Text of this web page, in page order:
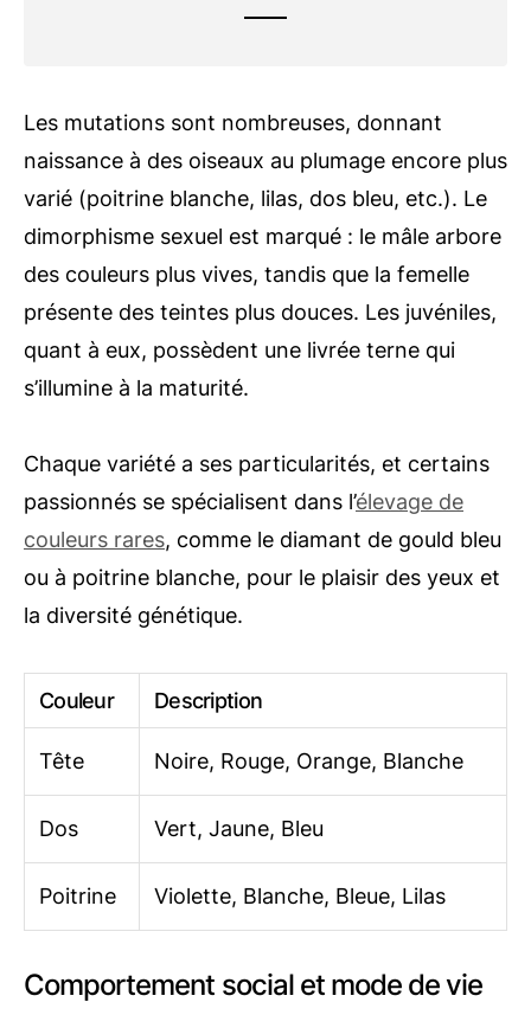
Les mutations sont nombreuses, donnant
naissance à des oiseaux au plumage encore plus
varié (poitrine blanche, lilas, dos bleu, etc.). Le
dimorphisme sexuel est marqué : le mâle arbore
des couleurs plus vives, tandis que la femelle
présente des teintes plus douces. Les juvéniles,
quant à eux, possèdent une livrée terne qui
s’illumine à la maturité.
Chaque variété a ses particularités, et certains
passionnés se spécialisent dans l’élevage de
couleurs rares, comme le diamant de gould bleu
ou à poitrine blanche, pour le plaisir des yeux et
la diversité génétique.
Couleur Description
Tête Noire, Rouge, Orange, Blanche
Dos Vert, Jaune, Bleu
Poitrine Violette, Blanche, Bleue, Lilas
Comportement social et mode de vie